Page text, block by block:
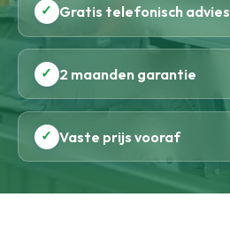
✓ Gratis telefonisch advies
✓ 2 maanden garantie
✓ Vaste prijs vooraf